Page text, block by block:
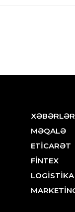
XƏBƏRLƏR
MƏQALƏ
ETİCARƏT
FİNTEX
LOGİSTİKA